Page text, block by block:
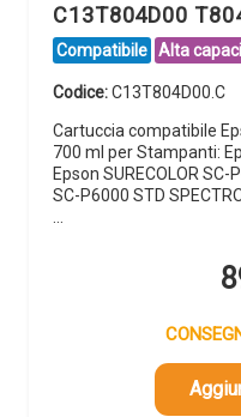
C13T804D00
Compatibile Alta
Codice:C13T804D00.C
Cartuccia compatibile
700 ml per Stampanti:
Epson SURECOLOR SC-
SC-P6000 STD